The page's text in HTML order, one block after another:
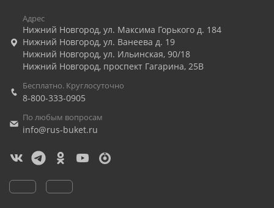
Адрес
Нижний Новгород, ул. Максима Горького д. 184
Нижний Новгород, ул. Ванеева д. 19
Нижний Новгород, ул. Ильинская, 90/18
Нижний Новгород, проспект Гагарина, 25В
Бесплатно. Круглосуточно
8-800-333-0905
По любым вопросам
info@rus-buket.ru